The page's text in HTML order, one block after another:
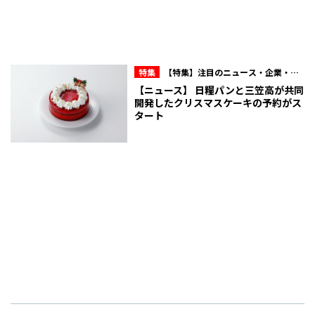
特集
【特集】注目のニュース・企業・人
物【ニュース】 日糧パンと三笠高が共同
開発したクリスマスケーキの予約がス
タート